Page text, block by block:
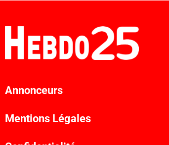
Annonceurs
Mentions Légales